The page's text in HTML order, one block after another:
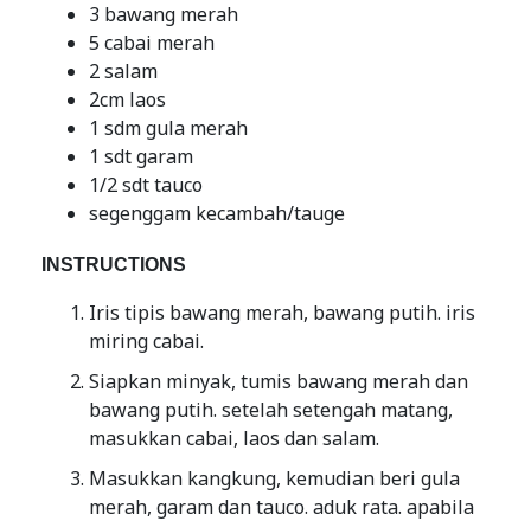
3 bawang merah
5 cabai merah
2 salam
2cm laos
1 sdm gula merah
1 sdt garam
1/2 sdt tauco
segenggam kecambah/tauge
INSTRUCTIONS
Iris tipis bawang merah, bawang putih. iris
miring cabai.
Siapkan minyak, tumis bawang merah dan
bawang putih. setelah setengah matang,
masukkan cabai, laos dan salam.
Masukkan kangkung, kemudian beri gula
merah, garam dan tauco. aduk rata. apabila